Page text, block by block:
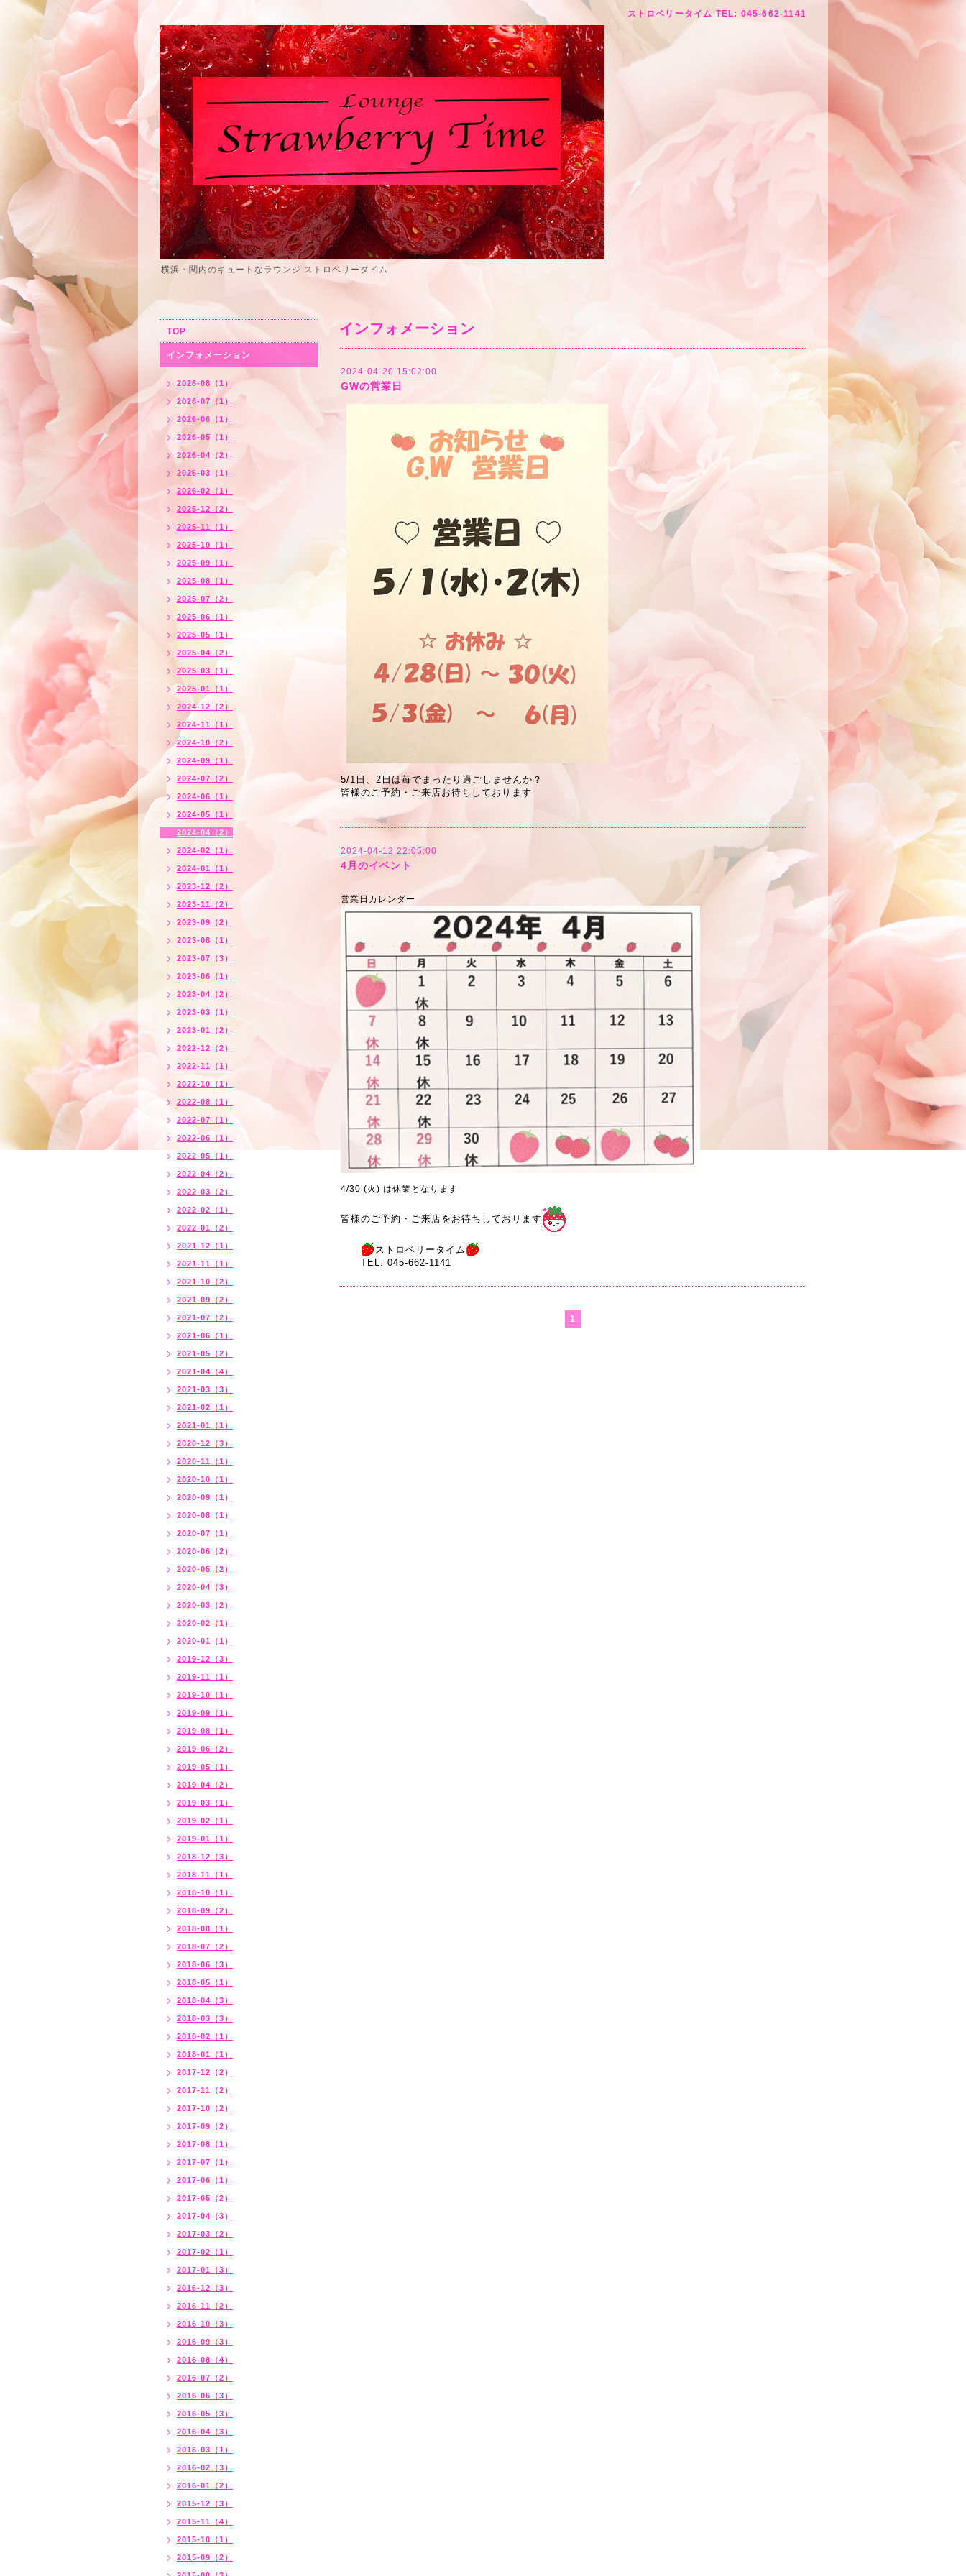
ストロベリータイム TEL: 045-662-1141
横浜・関内のキュートなラウンジ ストロベリータイム
インフォメーション
2024-04-20 15:02:00
GWの営業日
5/1日、2日は苺でまったり過ごしませんか？
皆様のご予約・ご来店お待ちしております
2024-04-12 22:05:00
4月のイベント
営業日カレンダー
4/30 (火) は休業となります
皆様のご予約・ご来店をお待ちしております
ストロベリータイム
TEL: 045-662-1141
1
TOP
インフォメーション
2026-08（1）
2026-07（1）
2026-06（1）
2026-05（1）
2026-04（2）
2026-03（1）
2026-02（1）
2025-12（2）
2025-11（1）
2025-10（1）
2025-09（1）
2025-08（1）
2025-07（2）
2025-06（1）
2025-05（1）
2025-04（2）
2025-03（1）
2025-01（1）
2024-12（2）
2024-11（1）
2024-10（2）
2024-09（1）
2024-07（2）
2024-06（1）
2024-05（1）
2024-04（2）
2024-02（1）
2024-01（1）
2023-12（2）
2023-11（2）
2023-09（2）
2023-08（1）
2023-07（3）
2023-06（1）
2023-04（2）
2023-03（1）
2023-01（2）
2022-12（2）
2022-11（1）
2022-10（1）
2022-08（1）
2022-07（1）
2022-06（1）
2022-05（1）
2022-04（2）
2022-03（2）
2022-02（1）
2022-01（2）
2021-12（1）
2021-11（1）
2021-10（2）
2021-09（2）
2021-07（2）
2021-06（1）
2021-05（2）
2021-04（4）
2021-03（3）
2021-02（1）
2021-01（1）
2020-12（3）
2020-11（1）
2020-10（1）
2020-09（1）
2020-08（1）
2020-07（1）
2020-06（2）
2020-05（2）
2020-04（3）
2020-03（2）
2020-02（1）
2020-01（1）
2019-12（3）
2019-11（1）
2019-10（1）
2019-09（1）
2019-08（1）
2019-06（2）
2019-05（1）
2019-04（2）
2019-03（1）
2019-02（1）
2019-01（1）
2018-12（3）
2018-11（1）
2018-10（1）
2018-09（2）
2018-08（1）
2018-07（2）
2018-06（3）
2018-05（1）
2018-04（3）
2018-03（3）
2018-02（1）
2018-01（1）
2017-12（2）
2017-11（2）
2017-10（2）
2017-09（2）
2017-08（1）
2017-07（1）
2017-06（1）
2017-05（2）
2017-04（3）
2017-03（2）
2017-02（1）
2017-01（3）
2016-12（3）
2016-11（2）
2016-10（3）
2016-09（3）
2016-08（4）
2016-07（2）
2016-06（3）
2016-05（3）
2016-04（3）
2016-03（1）
2016-02（3）
2016-01（2）
2015-12（3）
2015-11（4）
2015-10（1）
2015-09（2）